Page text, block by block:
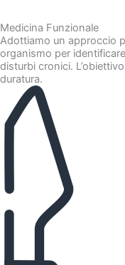
Medicina Funzionale
Adottiamo un approccio
organismo per
disturbi cronici.
duratura.